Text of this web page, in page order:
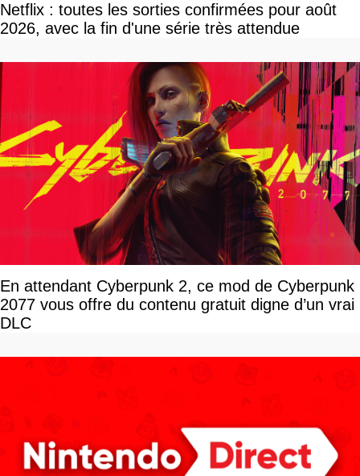
Netflix : toutes les sorties confirmées pour août
2026, avec la fin d'une série très attendue
En attendant Cyberpunk 2, ce mod de Cyberpunk
2077 vous offre du contenu gratuit digne d’un vrai
DLC